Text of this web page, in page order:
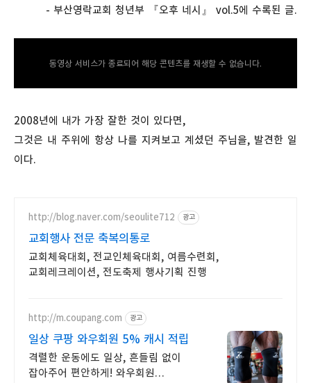
- 부산영락교회 청년부 『오후 네시』 vol.5에 수록된 글.
동영상 서비스가 종료되어 해당 콘텐츠를 재생할 수 없습니다.
2008년에 내가 가장 잘한 것이 있다면,
그것은 내 주위에 항상 나를 지켜보고 계셨던 주님을, 발견한 일
이다.
http://blog.naver.com/seoulite712 광고
교회행사 전문 축복의통로
교회체육대회, 전교인체육대회, 여름수련회,
교회레크레이션, 전도축제 행사기획 진행
http://m.coupang.com 광고
일상 쿠팡 와우회원 5% 캐시 적립
격렬한 운동에도 일상, 흔들림 없이
잡아주어 편안하게! 와우회원